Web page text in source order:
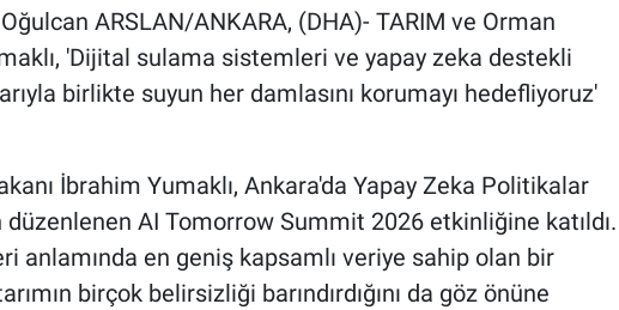
ARSLAN/ANKARA, (DHA)- TARIM ve Orman
'Dijital sulama sistemleri ve yapay zeka destekli
birlikte suyun her damlasını korumayı hedefliyoruz'
İbrahim Yumaklı, Ankara'da Yapay Zeka Politikalar
düzenlenen AI Tomorrow Summit 2026 etkinliğine katıldı.
anlamında en geniş kapsamlı veriye sahip olan bir
birçok belirsizliği barındırdığını da göz önüne